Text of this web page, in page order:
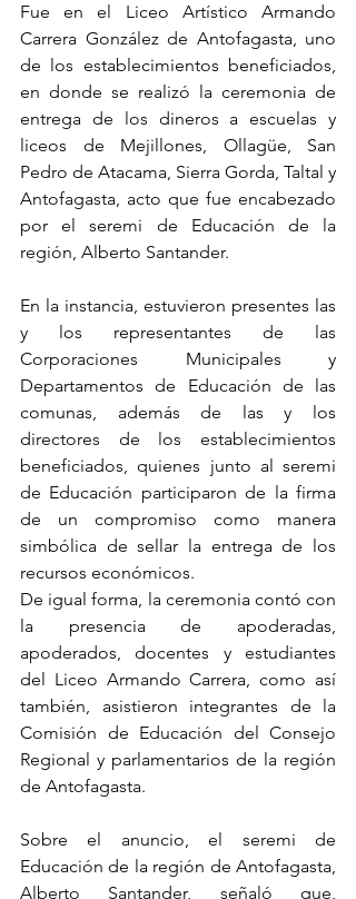
Fue en el Liceo Artístico Armando
Carrera González de Antofagasta, uno
de los establecimientos beneficiados,
en donde se realizó la ceremonia de
entrega de los dineros a escuelas y
liceos de Mejillones, Ollagüe, San
Pedro de Atacama, Sierra Gorda, Taltal y
Antofagasta, acto que fue encabezado
por el seremi de Educación de la
región, Alberto Santander.
En la instancia, estuvieron presentes las
y los representantes de las
Corporaciones Municipales y
Departamentos de Educación de las
comunas, además de las y los
directores de los establecimientos
beneficiados, quienes junto al seremi
de Educación participaron de la firma
de un compromiso como manera
simbólica de sellar la entrega de los
recursos económicos.
De igual forma, la ceremonia contó con
la presencia de apoderadas,
apoderados, docentes y estudiantes
del Liceo Armando Carrera, como así
también, asistieron integrantes de la
Comisión de Educación del Consejo
Regional y parlamentarios de la región
de Antofagasta.
Sobre el anuncio, el seremi de
Educación de la región de Antofagasta,
Alberto Santander, señaló que,